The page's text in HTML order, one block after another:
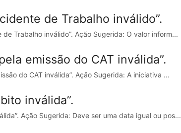
de Trabalho inválido”.
Trabalho inválido”. Ação Sugerida: O valor inform...
emissão do CAT inválida”.
do CAT inválida”. Ação Sugerida: A iniciativa ...
inválida”.
Ação Sugerida: Deve ser uma data igual ou pos...